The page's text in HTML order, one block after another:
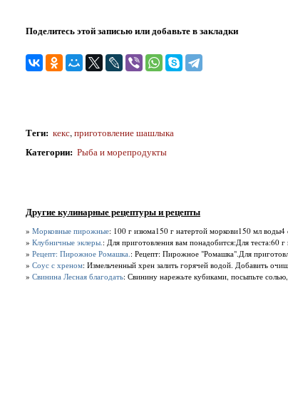
Поделитесь этой записью или добавьте в закладки
Теги: кекс,приготовление шашлыка
Категории: Рыба и морепродукты
Другие кулинарные рецептуры и рецепты
» Морковные пирожные: 100 г изюма150 г натертой моркови150 мл воды4
» Клубничные эклеры. : Для приготовления вам понадобится:Для теста:60
» Рецепт: Пирожное Ромашка. : Рецепт: Пирожное "Ромашка".Для
» Соус с хреном: Измельченный хрен залить горячей водой. Добавить
» Свинина Лесная благодать: Свинину нарежьте кубиками, посыпьте